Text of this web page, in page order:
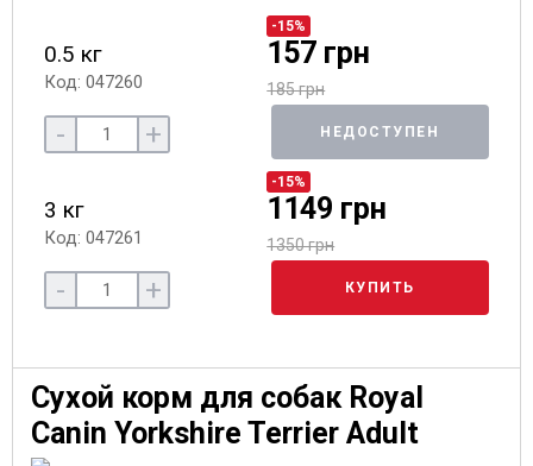
0.5 кг
Код: 047260
-15%
157 грн
185 грн
- + НЕДОСТУПЕН
3 кг
Код: 047261
-15%
1149 грн
1350 грн
- + КУПИТЬ
Сухой корм для собак Royal
Canin Yorkshire Terrier Adult